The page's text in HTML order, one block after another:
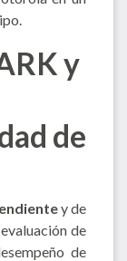
y
de
y de
de
de